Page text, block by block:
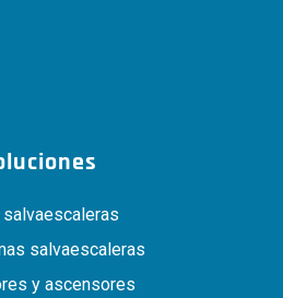
salvaescaleras
y ascensores